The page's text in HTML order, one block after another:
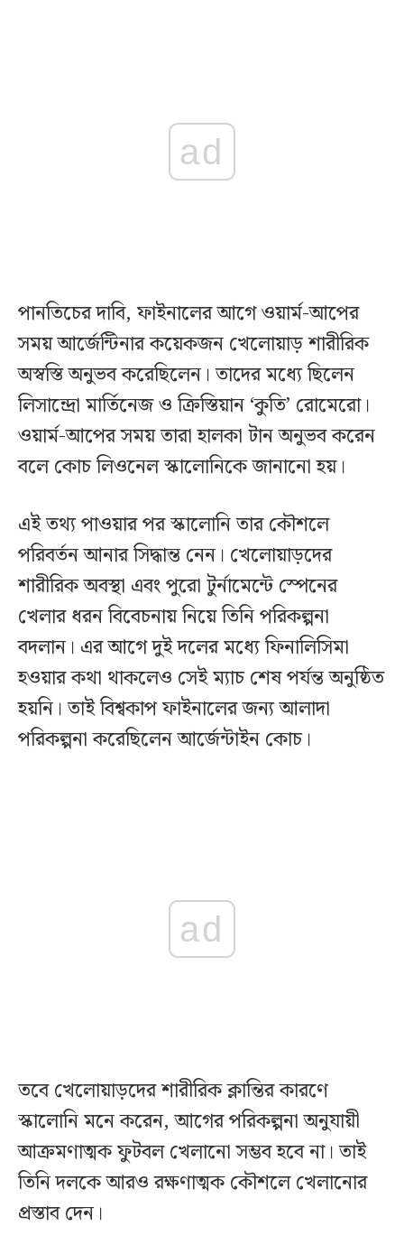
ad
পানতিচের দাবি, ফাইনালের আগে ওয়ার্ম-আপের
সময় আর্জেন্টিনার কয়েকজন খেলোয়াড় শারীরিক
অস্বস্তি অনুভব করেছিলেন। তাদের মধ্যে ছিলেন
লিসান্দ্রো মার্তিনেজ ও ক্রিস্তিয়ান ‘কুতি’ রোমেরো।
ওয়ার্ম-আপের সময় তারা হালকা টান অনুভব করেন
বলে কোচ লিওনেল স্কালোনিকে জানানো হয়।
এই তথ্য পাওয়ার পর স্কালোনি তার কৌশলে
পরিবর্তন আনার সিদ্ধান্ত নেন। খেলোয়াড়দের
শারীরিক অবস্থা এবং পুরো টুর্নামেন্টে স্পেনের
খেলার ধরন বিবেচনায় নিয়ে তিনি পরিকল্পনা
বদলান। এর আগে দুই দলের মধ্যে ফিনালিসিমা
হওয়ার কথা থাকলেও সেই ম্যাচ শেষ পর্যন্ত অনুষ্ঠিত
হয়নি। তাই বিশ্বকাপ ফাইনালের জন্য আলাদা
পরিকল্পনা করেছিলেন আর্জেন্টাইন কোচ।
ad
তবে খেলোয়াড়দের শারীরিক ক্লান্তির কারণে
স্কালোনি মনে করেন, আগের পরিকল্পনা অনুযায়ী
আক্রমণাত্মক ফুটবল খেলানো সম্ভব হবে না। তাই
তিনি দলকে আরও রক্ষণাত্মক কৌশলে খেলানোর
প্রস্তাব দেন।